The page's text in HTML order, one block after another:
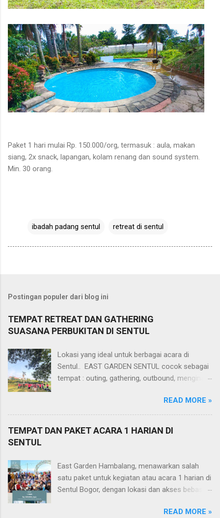
Paket 1 hari mulai Rp. 150.000/org, termasuk : aula, makan
siang, 2x snack, lapangan, kolam renang dan sound system.
Min. 30 orang.
ibadah padang sentul retreat di sentul
Postingan populer dari blog ini
TEMPAT RETREAT DAN GATHERING
SUASANA PERBUKITAN DI SENTUL
Lokasi yang ideal untuk berbagai acara di
Sentul.. EAST GARDEN SENTUL cocok sebagai
tempat : outing, gathering, outbound, menginap,
LDK, reuni bahkan wedding dengan konsep
taman outdoor. Berada di ketinggian Bukit
Hambalang, dengan pemandangan Gunung
juga bisa menggunakan bus medium atau truk
tronton.. Paket 1 hari promo saat ini cuma Rp.
85.000/orang, termasuk pemggunaan area,
aula, kolam renang dan makan siang
READ MORE »
TEMPAT DAN PAKET ACARA 1 HARIAN DI
SENTUL
East Garden Hambalang, menawarkan salah
satu paket untuk kegiatan atau acara 1 harian di
Sentul Bogor, dengan lokasi dan akses bebas
hari ini sangat cocok untuk acara : arisan, reuni,
READ MORE »